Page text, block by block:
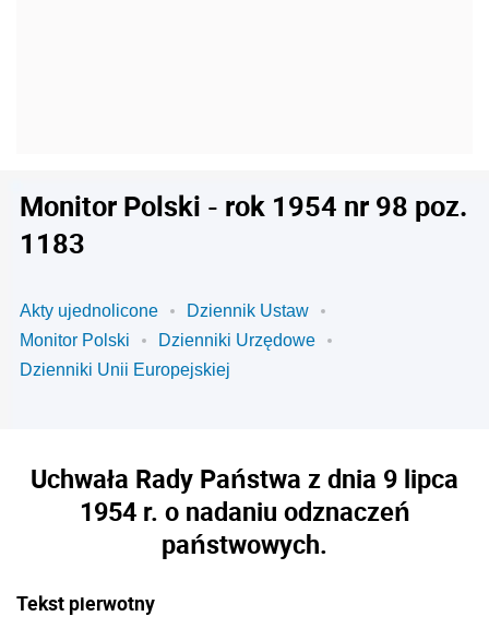
Monitor Polski - rok 1954 nr 98 poz.
1183
Akty ujednolicone
Dziennik Ustaw
Monitor Polski
Dzienniki Urzędowe
Dzienniki Unii Europejskiej
Uchwała Rady Państwa z dnia 9 lipca
1954 r. o nadaniu odznaczeń
państwowych.
Tekst pierwotny